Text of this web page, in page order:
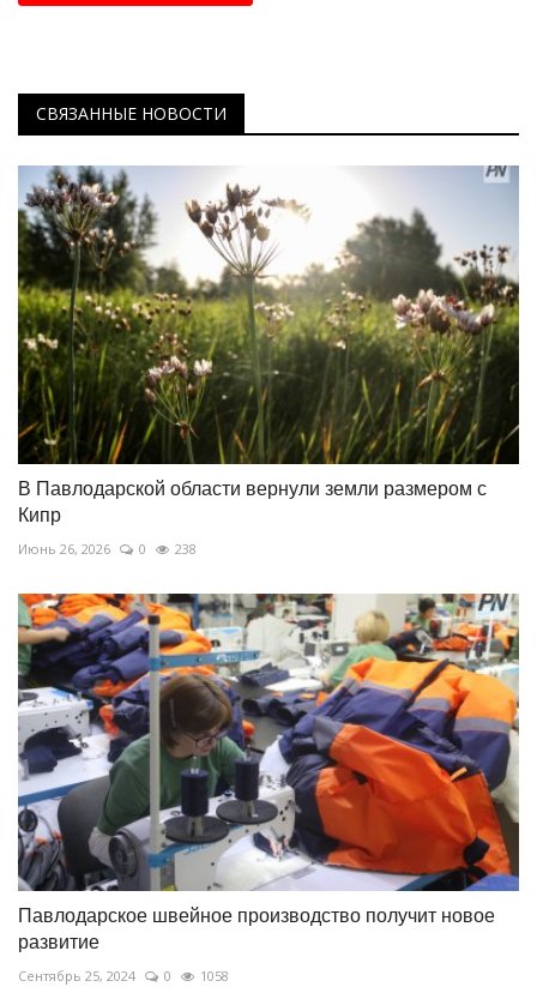
СВЯЗАННЫЕ НОВОСТИ
В Павлодарской области вернули земли размером с
Кипр
Июнь 26, 2026 0 238
Павлодарское швейное производство получит новое
развитие
Сентябрь 25, 2024 0 1058